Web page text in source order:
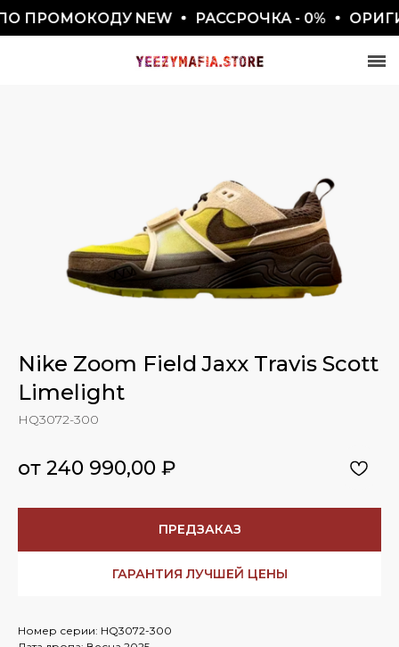
ПРОМОКОДУ NEW РАССРОЧКА - 0%
ПО ПРОМОКОДУ BLACKFRIDAY
Nike Zoom Field Jaxx Travis Scott
Limelight
HQ3072-300
от 240 990,00 ₽
ПРЕДЗАКАЗ
ГАРАНТИЯ ЛУЧШЕЙ ЦЕНЫ
Номер серии: HQ3072-300